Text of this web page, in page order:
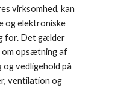
virksomhed, kan
og elektroniske
for. Det gælder
om opsætning af
vedligehold på
ventilation og